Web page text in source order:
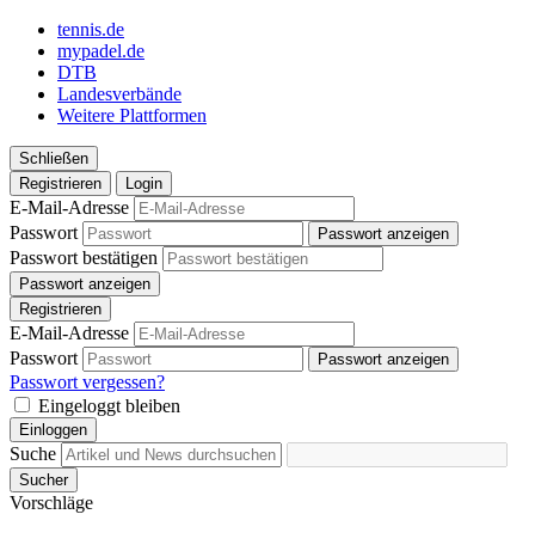
tennis.de
mypadel.de
DTB
Landesverbände
Weitere Plattformen
Schließen
Registrieren
Login
E-Mail-Adresse
Passwort
Passwort anzeigen
Passwort bestätigen
Passwort anzeigen
Registrieren
E-Mail-Adresse
Passwort
Passwort anzeigen
Passwort vergessen?
Eingeloggt bleiben
Einloggen
Suche
Sucher
Vorschläge